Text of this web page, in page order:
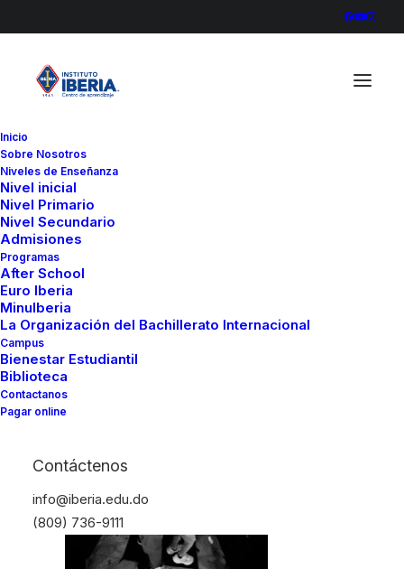
Inicio
Sobre Nosotros
Niveles de Enseñanza
Nivel inicial
Nivel Primario
Nivel Secundario
Admisiones
Programas
After School
Euro Iberia
MinuIberia
La Organización del Bachillerato Internacional
Campus
Bienestar Estudiantil
Biblioteca
Contactanos
Pagar online
Contáctenos
info@iberia.edu.do
(809) 736-9111
Miguel de la Cruz – Desconexión